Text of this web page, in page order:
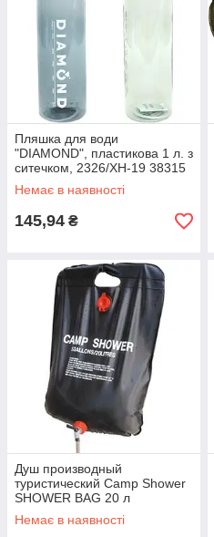
Пляшка для води
"DIAMOND", пластикова 1 л. з
ситечком, 2326/XH-19 38315
Немає в наявності
145,94 ₴
Душ производный
туристический Camp Shower
SHOWER BAG 20 л
Немає в наявності